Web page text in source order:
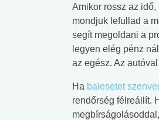
Amikor rossz az
mondjuk lefullad a
segít megoldani a
legyen elég pénz
az egész. Az
Ha balesetet
rendőrség félreállít.